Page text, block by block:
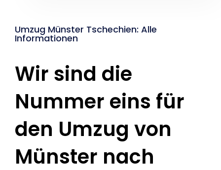
Umzug Münster Tschechien: Alle
Informationen
Wir sind die
Nummer eins für
den Umzug von
Münster nach